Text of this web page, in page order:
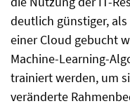
deutlich günstiger,
einer Cloud gebucht
Machine-Learning-
trainiert werden, um
veränderte